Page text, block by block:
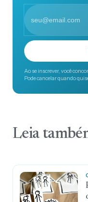
Ao se inscrever, você
Pode cancelar quando
Leia